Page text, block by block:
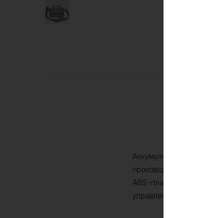
Аккумулятор
производства,
ABS-пластика, внутри
управления и защиты